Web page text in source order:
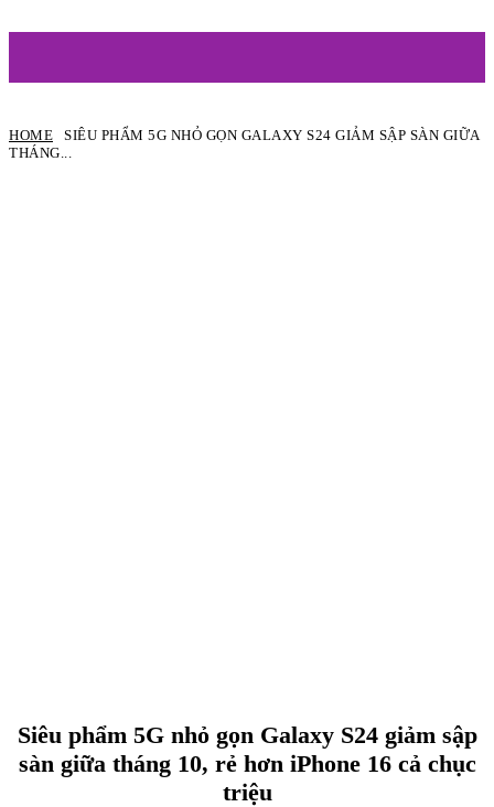
HOME
SIÊU PHẨM 5G NHỎ GỌN GALAXY S24 GIẢM SẬP SÀN GIỮA
THÁNG...
Siêu phẩm 5G nhỏ gọn Galaxy S24 giảm sập
sàn giữa tháng 10, rẻ hơn iPhone 16 cả chục
triệu